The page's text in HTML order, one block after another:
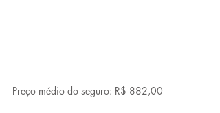
Preço médio do seguro: R$ 882,00